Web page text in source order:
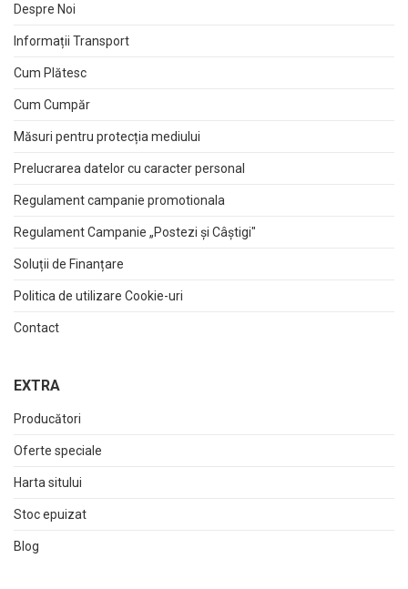
Despre Noi
Informații Transport
Cum Plătesc
Cum Cumpăr
Măsuri pentru protecția mediului
Prelucrarea datelor cu caracter personal
Regulament campanie promotionala
Regulament Campanie „Postezi și Câștigi"
Soluții de Finanțare
Politica de utilizare Cookie-uri
Contact
EXTRA
Producători
Oferte speciale
Harta sitului
Stoc epuizat
Blog